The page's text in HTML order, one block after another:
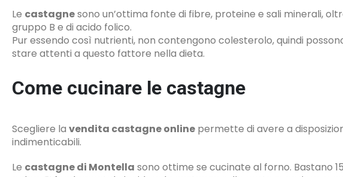
Le castagnesono un’ottima fonte di fibre, proteine e sali minerali,
gruppo B e di acido folico.
Pur essendo così nutrienti, non contengono colesterolo, quindi
stare attenti a questo fattore nella dieta.
Come cucinare le castagne
Scegliere la vendita castagne online permette di avere a
indimenticabili.
Le castagne di Montella sono ottime se cucinate al forno. Bastano